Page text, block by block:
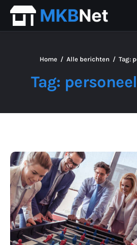
Tag:
Home Alle berichten Tag:
ICT
Personeel
Starter